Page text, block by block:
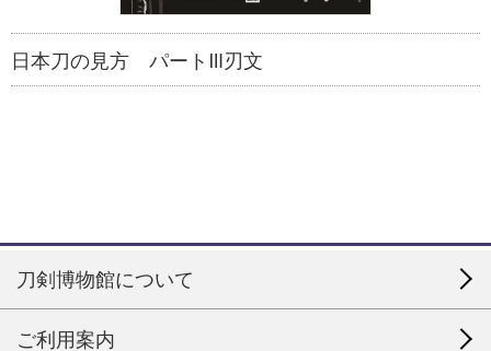
日本刀の見方 パートⅢ刃文
刀剣博物館について
ご利用案内